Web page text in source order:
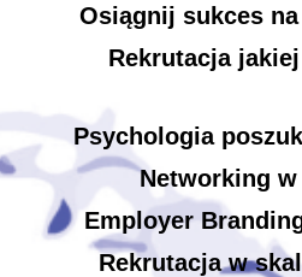
Osiągnij sukces
Rekrutacja
Psychologia
Networking
Employer
Rekrutacja w